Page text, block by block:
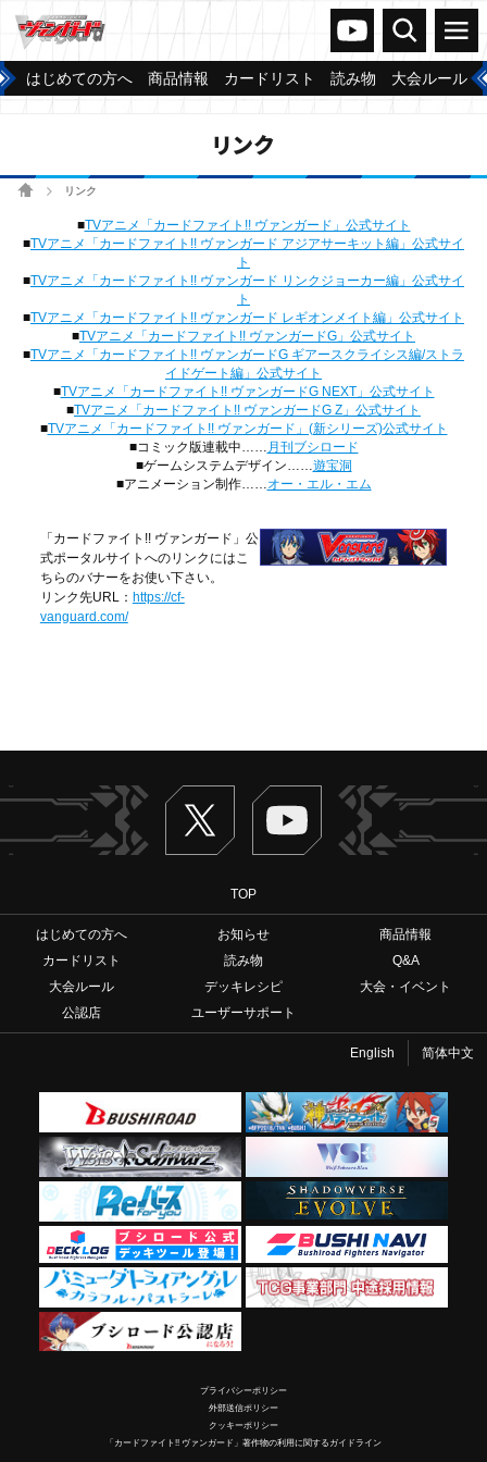
ヴァンガードch
検索 メニュー
はじめての方へ 商品情報 カードリスト 読み物 大会ルール
リンク
ホーム リンク
■TVアニメ「カードファイト!! ヴァンガード」公式サイト
■TVアニメ「カードファイト!! ヴァンガード アジアサーキット編」公式サイ
ト
■TVアニメ「カードファイト!! ヴァンガード リンクジョーカー編」公式サイ
ト
■TVアニメ「カードファイト!! ヴァンガード レギオンメイト編」公式サイト
■TVアニメ「カードファイト!! ヴァンガードG」公式サイト
■TVアニメ「カードファイト!! ヴァンガードG ギアースクライシス編/ストラ
イドゲート編」公式サイト
■TVアニメ「カードファイト!! ヴァンガードG NEXT」公式サイト
■TVアニメ「カードファイト!! ヴァンガードG Z」公式サイト
■TVアニメ「カードファイト!! ヴァンガード」(新シリーズ)公式サイト
■コミック版連載中…… 月刊ブシロード
■ゲームシステムデザイン……遊宝洞
■アニメーション制作……オー・エル・エム
「カードファイト!! ヴァンガード」公
式ポータルサイトへのリンクにはこ
ちらのバナーをお使い下さい。
リンク先URL： https://cf-
vanguard.com/
Twitter ヴァンガードch
TOP
はじめての方へ お知らせ
商品情報
カードリスト
読み物
Q&A
大会ルール
デッキレシピ
大会・イベント
公認店
ユーザーサポート
English 简体中文
プライバシーポリシー
外部送信ポリシー
クッキーポリシー
「カードファイト!! ヴァンガード」著作物の利用に関するガイドライン